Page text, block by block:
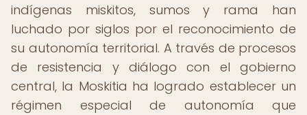
indígenas miskitos, sumos y rama han
luchado por siglos por el reconocimiento de
su autonomía territorial. A través de procesos
de resistencia y diálogo con el gobierno
central, la Moskitia ha logrado establecer un
régimen especial de autonomía que